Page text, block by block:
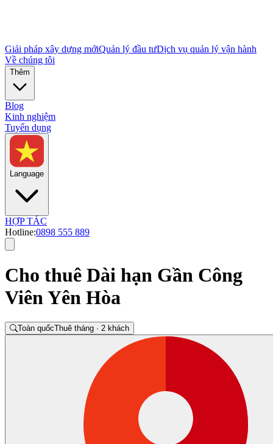
Giải pháp xây dựng mớiQuản lý đầu tưDịch vụ quản lý vận hành
Về chúng tôi
Thêm
Blog
Kinh nghiệm
Tuyển dụng
Language
HỢP TÁC
Hotline:0898 555 889
Cho thuê Dài hạn Gần Công
Viên Yên Hòa
Toàn quốcThuê tháng · 2 khách